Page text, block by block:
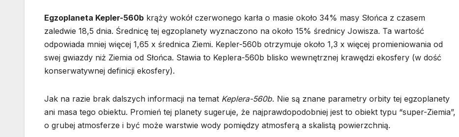
Egzoplaneta Kepler-560b krąży wokół czerwonego karła o masie około 34% masy Słońca z czasem
zaledwie 18,5 dnia. Średnicę tej egzoplanety wyznaczono na około 15% średnicy Jowisza. Ta wartość
odpowiada mniej więcej 1,65 x średnica Ziemi. Kepler-560b otrzymuje około 1,3 x więcej promieniowania od
swej gwiazdy niż Ziemia od Słońca. Stawia to Keplera-560b blisko wewnętrznej krawędzi ekosfery (w dość
konserwatywnej definicji ekosfery).
Jak na razie brak dalszych informacji na temat Keplera-560b. Nie są znane parametry orbity tej egzoplanety
ani masa tego obiektu. Promień tej planety sugeruje, że najprawdopodobniej jest to obiekt typu “super-Ziemia”,
o grubej atmosferze i być może warstwie wody pomiędzy atmosferą a skalistą powierzchnią.